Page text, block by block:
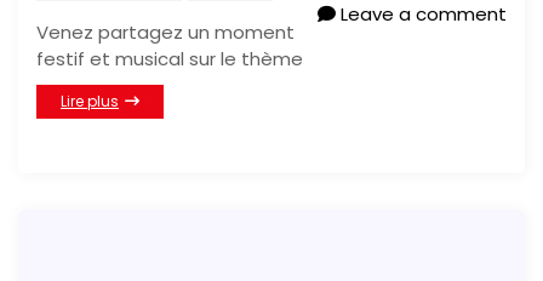
Leave a comment
Venez partagez un moment
festif et musical sur le thème
Lire plus